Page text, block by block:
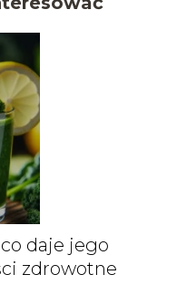
daje jego
zdrowotne